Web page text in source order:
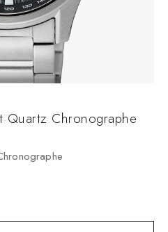
Quartz Chronographe